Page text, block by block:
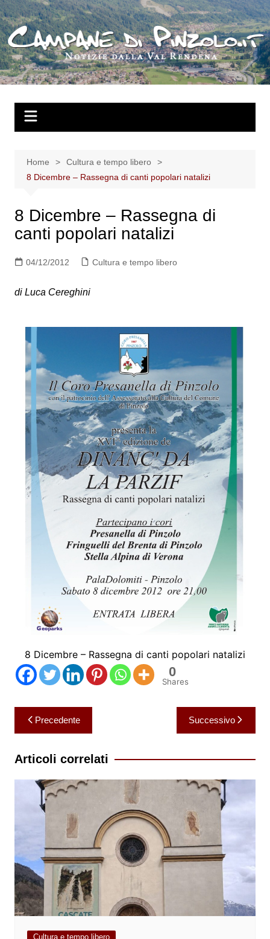
Salta
al
contenuto
Home
Cultura e tempo libero
8 Dicembre – Rassegna di canti popolari natalizi
8 Dicembre – Rassegna di
canti popolari natalizi
04/12/2012 Cultura e tempo libero
di Luca Cereghini
8 Dicembre – Rassegna di canti popolari natalizi
0
Shares
Navigazione
articoli
Precedente Successivo
Articoli correlati
Cultura e tempo libero